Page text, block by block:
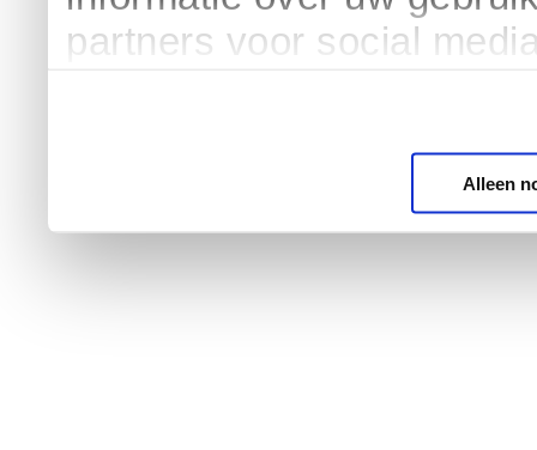
partners voor social
Alleen